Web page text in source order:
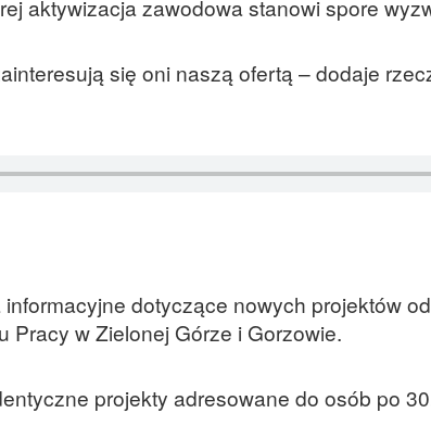
aktywizacja zawodowa stanowi spore
się oni naszą ofertą – dodaje
dotyczące nowych projektów
Pracy w Zielonej Górze i Gorzowie.
projekty adresowane do osób po